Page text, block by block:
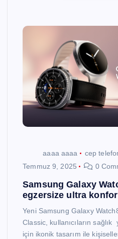
aaaa aaaa cep
Temmuz 9, 2025
0
Samsung Galaxy
egzersize ultra
Yeni Samsung Galaxy
Classic, kullanıcıların
için ikonik tasarım ile